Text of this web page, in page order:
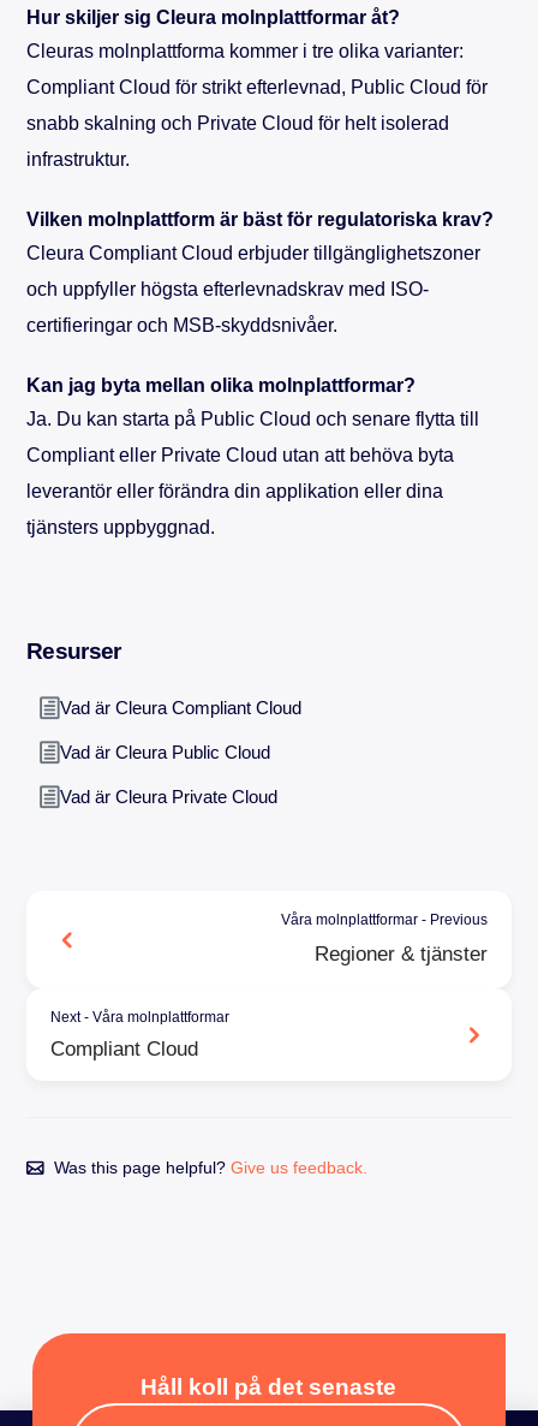
Hur skiljer sig Cleura molnplattformar åt?
Cleuras molnplattforma kommer i tre olika varianter:
Compliant Cloud för strikt efterlevnad, Public Cloud för
snabb skalning och Private Cloud för helt isolerad
infrastruktur.
Vilken molnplattform är bäst för regulatoriska krav?
Cleura Compliant Cloud erbjuder tillgänglighetszoner
och uppfyller högsta efterlevnadskrav med ISO-
certifieringar och MSB-skyddsnivåer.
Kan jag byta mellan olika molnplattformar?
Ja. Du kan starta på Public Cloud och senare flytta till
Compliant eller Private Cloud utan att behöva byta
leverantör eller förändra din applikation eller dina
tjänsters uppbyggnad.
Resurser
Vad är Cleura Compliant Cloud
Vad är Cleura Public Cloud
Vad är Cleura Private Cloud
Våra molnplattformar - Previous
Regioner & tjänster
Next - Våra molnplattformar
Compliant Cloud
Was this page helpful? Give us feedback.
Håll koll på det senaste